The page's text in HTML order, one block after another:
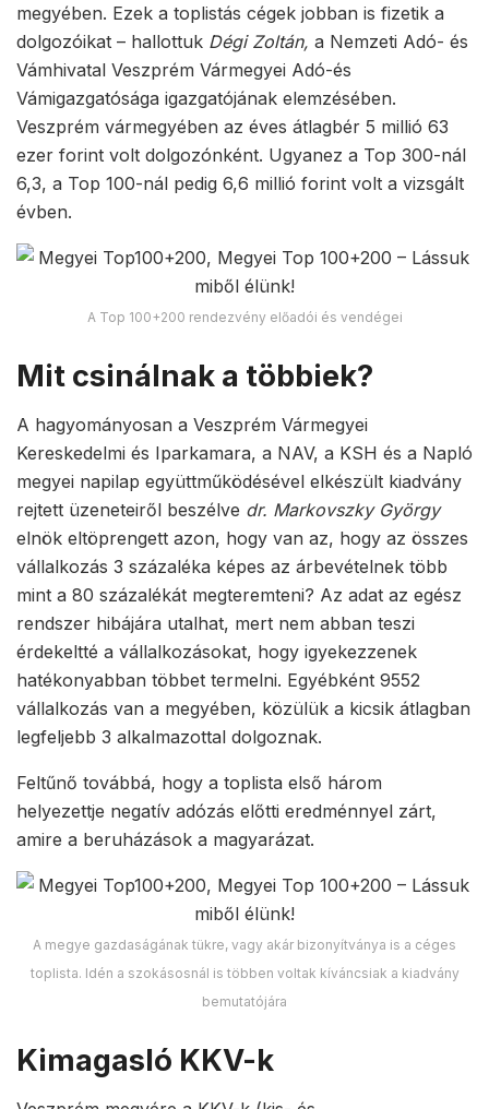
megyében. Ezek a toplistás cégek jobban is fizetik a
dolgozóikat – hallottuk Dégi Zoltán, a Nemzeti Adó- és
Vámhivatal Veszprém Vármegyei Adó-és
Vámigazgatósága igazgatójának elemzésében.
Veszprém vármegyében az éves átlagbér 5 millió 63
ezer forint volt dolgozónként. Ugyanez a Top 300-nál
6,3, a Top 100-nál pedig 6,6 millió forint volt a vizsgált
évben.
A Top 100+200 rendezvény előadói és vendégei
Mit csinálnak a többiek?
A hagyományosan a Veszprém Vármegyei
Kereskedelmi és Iparkamara, a NAV, a KSH és a Napló
megyei napilap együttműködésével elkészült kiadvány
rejtett üzeneteiről beszélve dr. Markovszky György
elnök eltöprengett azon, hogy van az, hogy az összes
vállalkozás 3 százaléka képes az árbevételnek több
mint a 80 százalékát megteremteni? Az adat az egész
rendszer hibájára utalhat, mert nem abban teszi
érdekeltté a vállalkozásokat, hogy igyekezzenek
hatékonyabban többet termelni. Egyébként 9552
vállalkozás van a megyében, közülük a kicsik átlagban
legfeljebb 3 alkalmazottal dolgoznak.
Feltűnő továbbá, hogy a toplista első három
helyezettje negatív adózás előtti eredménnyel zárt,
amire a beruházások a magyarázat.
A megye gazdaságának tükre, vagy akár bizonyítványa is a céges
toplista. Idén a szokásosnál is többen voltak kíváncsiak a kiadvány
bemutatójára
Kimagasló KKV-k